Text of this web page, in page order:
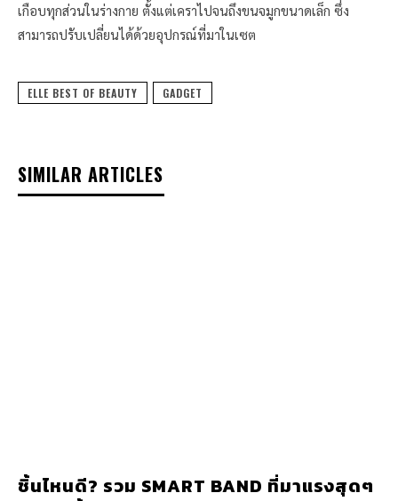
เกือบทุกส่วนในร่างกาย ตั้งแต่เคราไปจนถึงขนจมูกขนาดเล็ก ซึ่ง
สามารถปรับเปลี่ยนได้ด้วยอุปกรณ์ที่มาในเซต
ELLE BEST OF BEAUTY GADGET
SIMILAR ARTICLES
ชิ้นไหนดี? รวม SMART BAND ที่มาแรงสุดๆ